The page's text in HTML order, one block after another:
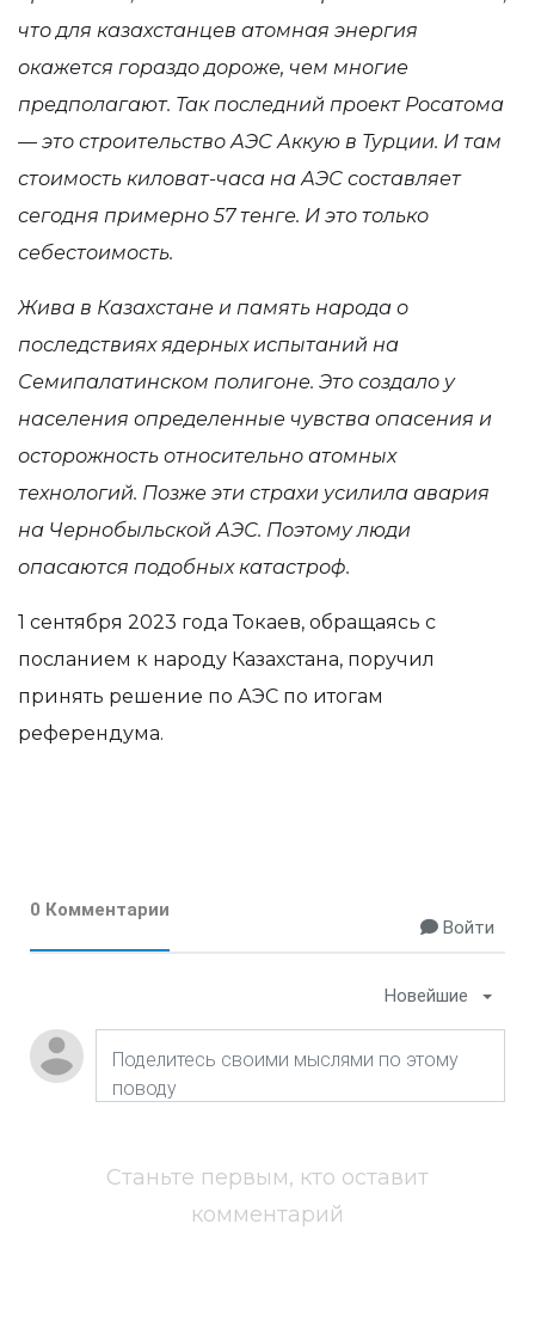
что для казахстанцев атомная энергия
окажется гораздо дороже, чем многие
предполагают. Так последний проект Росатома
— это строительство АЭС Аккую в Турции. И там
стоимость киловат-часа на АЭС составляет
сегодня примерно 57 тенге. И это только
себестоимость.
Жива в Казахстане и память народа о
последствиях ядерных испытаний на
Семипалатинском полигоне. Это создало у
населения определенные чувства опасения и
осторожность относительно атомных
технологий. Позже эти страхи усилила авария
на Чернобыльской АЭС. Поэтому люди
опасаются подобных катастроф.
1 сентября 2023 года Токаев, обращаясь с
посланием к народу Казахстана, поручил
принять решение по АЭС по итогам
референдума.
0 Комментарии
Войти
Новейшие
Станьте первым, кто оставит
комментарий